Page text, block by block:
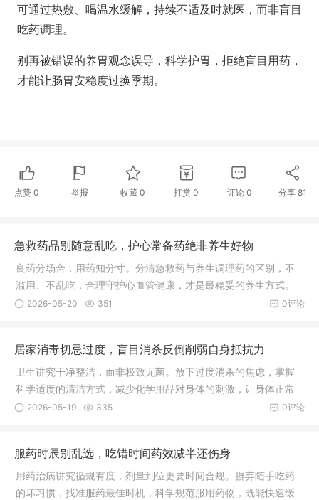
可通过热敷、喝温水缓解，持续不适及时就医，而非盲目
吃药调理。
别再被错误的养胃观念误导，科学护胃，拒绝盲目用药，
才能让肠胃安稳度过换季期。
点赞 0 举报 收藏0 打赏 0 评论 0 分享 81
急救药品别随意乱吃，护心常备药绝非养生好物
良药分场合，用药知分寸。分清急救药与养生调理药的区别，不
滥用、不乱吃，合理守护心血管健康，才是最稳妥的养生方式。
0评论
2026-05-20 351
居家消毒切忌过度，盲目消杀反倒削弱自身抵抗力
卫生讲究干净整洁，而非极致无菌。放下过度消杀的焦虑，掌握
科学适度的清洁方式，减少化学用品对身体的刺激，让身体正常
接触自然环境，慢慢养好自身免疫力，才是守护一家人平安健康
0评论
2026-05-19 335
服药时辰别乱选，吃错时间药效减半还伤身
用药治病讲究循规有度，剂量到位更要时间合规。摒弃随手吃药
的坏习惯，找准服药最佳时机，科学规范服用药物，既能快速缓